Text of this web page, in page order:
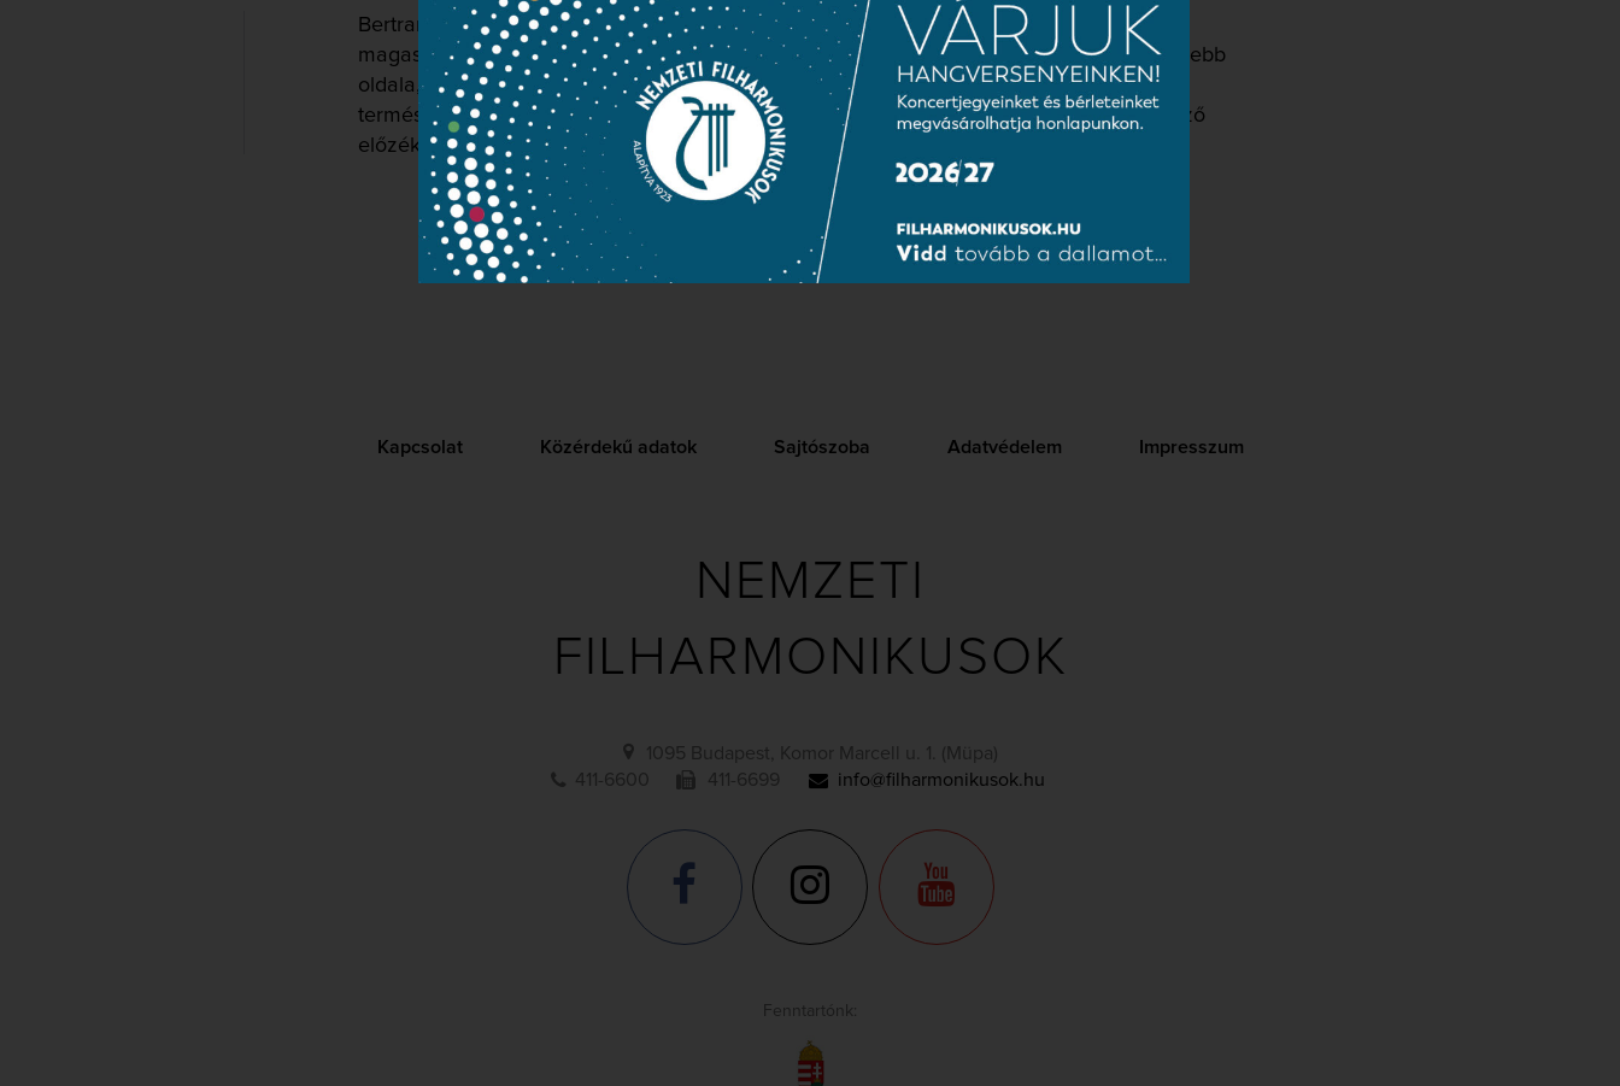
Bertrand de Billy számára mind a monumentális formák, mind pedig a hangszerelés
magasiskolája testhezálló feladatot jelentettek, s egyéniségének egyik legrokonszenvesebb
oldala, hogy az adekvát előadáshoz szükséges magas fokú precizitást olyan
természetességgel abszolválta, mintha mindössze a zenekar tagjaival szembeni kötelező
előzékenységről lenne szó.
TOVÁBBOLVASOM
Kapcsolat Közérdekű adatok Sajtószoba Adatvédelem Impresszum
NEMZETI
FILHARMONIKUSOK
1095 Budapest, Komor Marcell u. 1. (Müpa)
411-6600
411-6699 info@filharmonikusok.hu
Fenntartónk: